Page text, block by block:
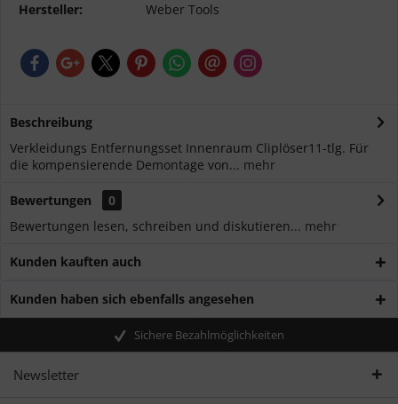
Hersteller:
Weber Tools
Beschreibung
Verkleidungs Entfernungsset Innenraum Cliplöser11-tlg. Für
die kompensierende Demontage von... mehr
Bewertungen
0
Bewertungen lesen, schreiben und diskutieren... mehr
Kunden kauften auch
Kunden haben sich ebenfalls angesehen
Sichere Bezahlmöglichkeiten
Newsletter